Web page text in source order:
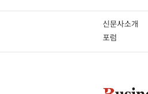
신문사소개
포럼